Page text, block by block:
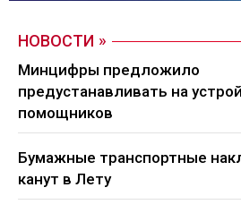
НОВОСТИ
Минцифры предложило
предустанавливать на
помощников
Бумажные транспортные
канут в Лету